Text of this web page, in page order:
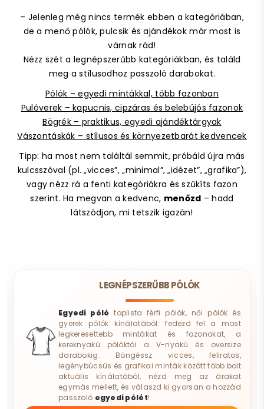
– Jelenleg még nincs termék ebben a kategóriában,
de a menő pólók, pulcsik és ajándékok már most is
várnak rád!
Nézz szét a legnépszerűbb kategóriákban, és találd
meg a stílusodhoz passzoló darabokat.
Pólók – egyedi mintákkal, több fazonban
Pulóverek – kapucnis, cipzáras és belebújós fazonok
Bögrék – praktikus, egyedi ajándéktárgyak
Vászontáskák – stílusos és környezetbarát kedvencek
Tipp: ha most nem találtál semmit, próbáld újra más
kulcsszóval (pl. „vicces”, „minimal”, „idézet”, „grafika”),
vagy nézz rá a fenti kategóriákra és szűkíts fazon
szerint. Ha megvan a kedvenc, menőzd – hadd
látszódjon, mi tetszik igazán!
LEGNÉPSZERŰBB PÓLÓK
Egyedi póló toplista férfi pólók, női pólók és
gyerek pólók kínálatából: fedezd fel a most
legkeresettebb mintákat és fazonokat, a
kereknyakú pólóktól a V-nyakú és oversize
darabokig. Böngéssz vicces, feliratos,
legénybúcsús és grafikai minták között több bolt
aktuális kínálatából, nézd meg az árakat
egymás mellett, és válaszd ki gyorsan a hozzád
passzoló egyedi pólót!